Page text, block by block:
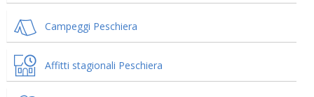
Campeggi Peschiera
Affitti stagionali Peschiera